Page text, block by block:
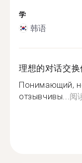
学
韩语
理想的对话交换
Понимающий,
отзывчивы... 阅